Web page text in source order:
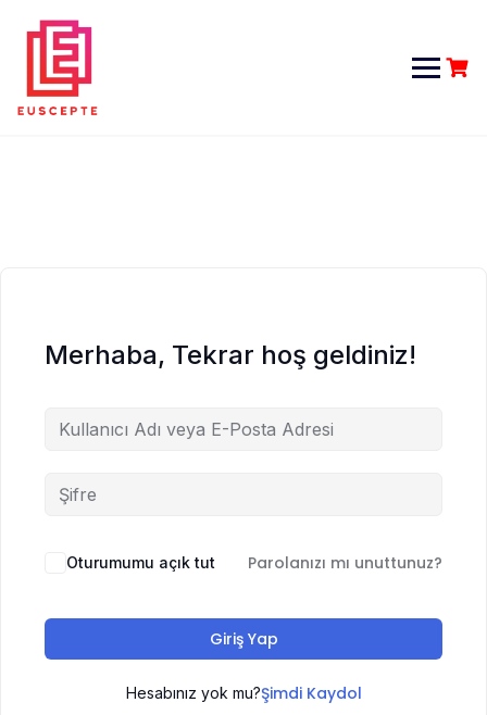
content
Merhaba, Tekrar hoş geldiniz!
Oturumumu açık tut Parolanızı mı unuttunuz?
Giriş Yap
Hesabınız yok mu?Şimdi Kaydol